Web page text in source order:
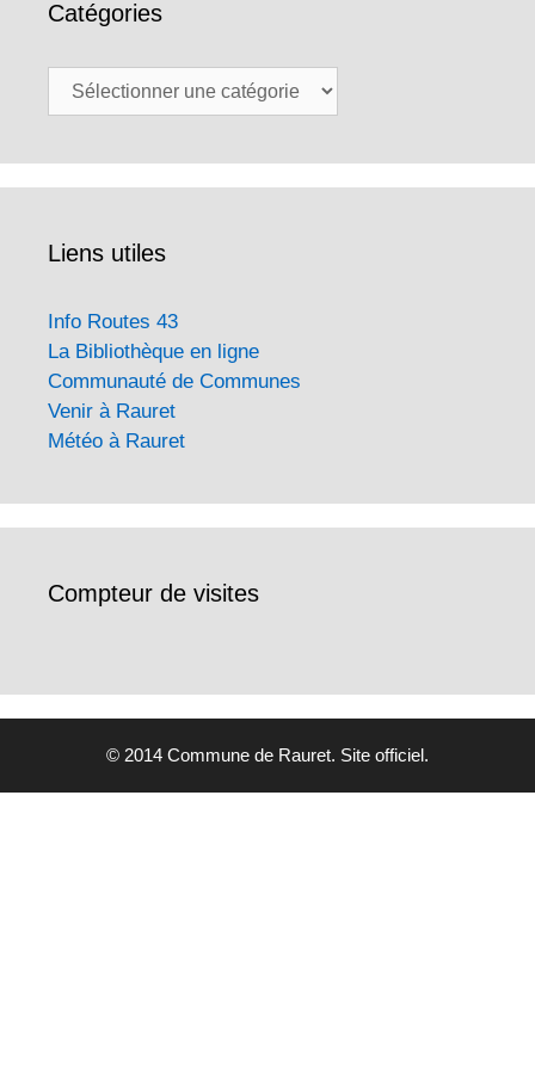
Catégories
Catégories
Liens utiles
Info Routes 43
La Bibliothèque en ligne
Communauté de Communes
Venir à Rauret
Météo à Rauret
Compteur de visites
© 2014 Commune de Rauret. Site officiel.